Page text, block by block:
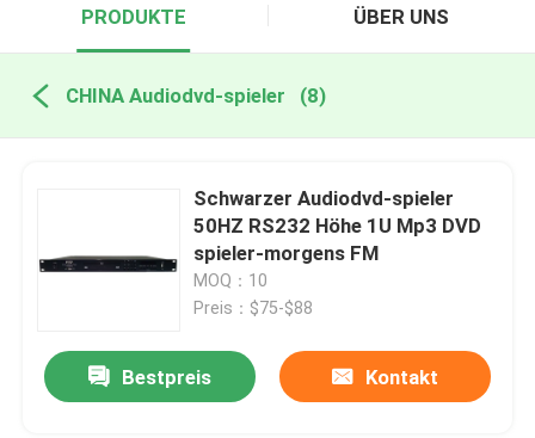
PRODUKTE ÜBER UNS
CHINA Audiodvd-spieler (8)
Schwarzer Audiodvd-spieler
50HZ RS232 Höhe 1U Mp3 DVD
spieler-morgens FM
MOQ：10
Preis：$75-$88
Bestpreis Kontakt